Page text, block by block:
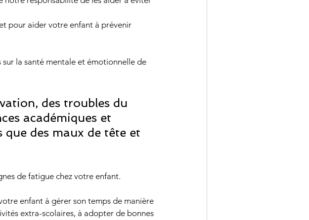
la santé mentale et émotionnelle de
académiques et
que des maux de tête et
de fatigue chez votre enfant.
enfant à gérer son temps de manière
extra-scolaires, à adopter de bonnes